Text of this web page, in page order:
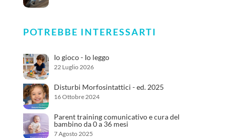
POTREBBE INTERESSARTI
Io gioco - Io leggo
22 Luglio 2026
Disturbi Morfosintattici - ed. 2025
16 Ottobre 2024
Parent training comunicativo e cura del
bambino da 0 a 36 mesi
7 Agosto 2025